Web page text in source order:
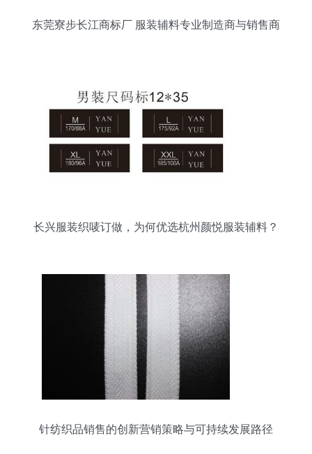
东莞寮步长江商标厂 服装辅料专业制造商与销售商
长兴服装织唛订做，为何优选杭州颜悦服装辅料？
针纺织品销售的创新营销策略与可持续发展路径